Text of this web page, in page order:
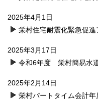
2025年4月1日
栄村住宅耐震化緊急促
2025年3月17日
令和6年度 栄村簡易水
2025年2月14日
栄村パートタイム会計